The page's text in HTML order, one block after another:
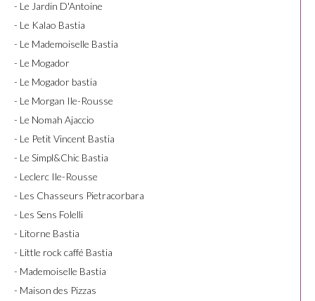
- Le Jardin D'Antoine
- Le Kalao Bastia
- Le Mademoiselle Bastia
- Le Mogador
- Le Mogador bastia
- Le Morgan Ile-Rousse
- Le Nomah Ajaccio
- Le Petit Vincent Bastia
- Le Simpl&Chic Bastia
- Leclerc Ile-Rousse
- Les Chasseurs Pietracorbara
- Les Sens Folelli
- Litorne Bastia
- Little rock caffé Bastia
- Mademoiselle Bastia
- Maison des Pizzas